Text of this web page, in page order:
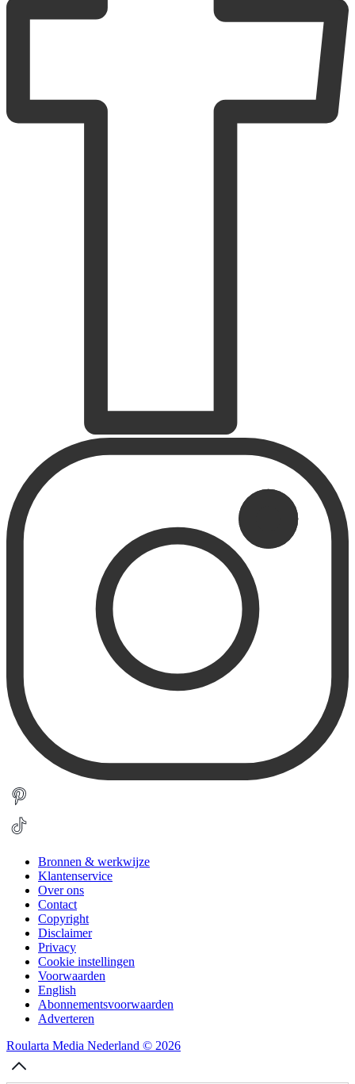
Bronnen & werkwijze
Klantenservice
Over ons
Contact
Copyright
Disclaimer
Privacy
Cookie instellingen
Voorwaarden
English
Abonnementsvoorwaarden
Adverteren
Roularta Media Nederland © 2026